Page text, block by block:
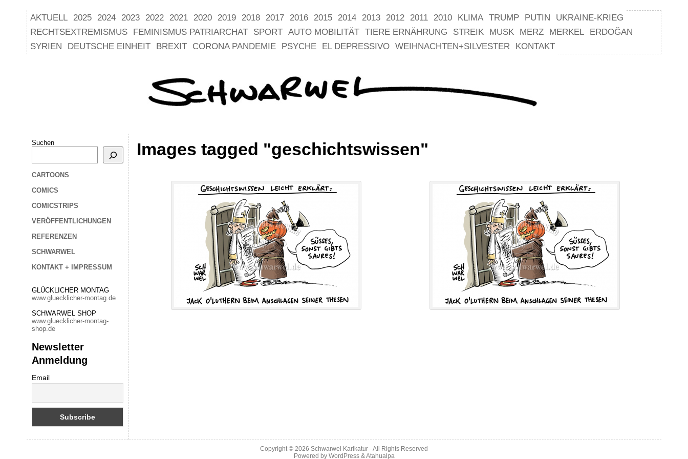
AKTUELL 2025 2024 2023 2022 2021 2020 2019 2018 2017 2016 2015 2014 2013 2012 2011 2010 KLIMA TRUMP PUTIN
UKRAINE-KRIEG
RECHTSEXTREMISMUS
FEMINISMUS PATRIARCHAT SPORT AUTO MOBILITÄT TIERE ERNÄHRUNG STREIK MUSK MERZ MERKEL
ERDOĞAN
SYRIEN
DEUTSCHE EINHEIT BREXIT CORONA PANDEMIE PSYCHE EL DEPRESSIVO WEIHNACHTEN+SILVESTER KONTAKT
Suchen
CARTOONS
COMICS
COMICSTRIPS
VERÖFFENTLICHUNGEN
REFERENZEN
SCHWARWEL
KONTAKT + IMPRESSUM
GLÜCKLICHER MONTAG
www.gluecklicher-montag.de
SCHWARWEL SHOP
www.gluecklicher-montag-
shop.de
Newsletter
Anmeldung
Email
Images tagged "geschichtswissen"
Copyright © 2026 Schwarwel Karikatur - All Rights Reserved
Powered by WordPress&Atahualpa